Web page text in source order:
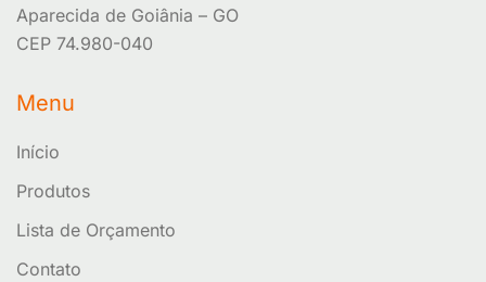
Aparecida de Goiânia – GO
CEP 74.980-040
Menu
Início
Produtos
Lista de Orçamento
Contato